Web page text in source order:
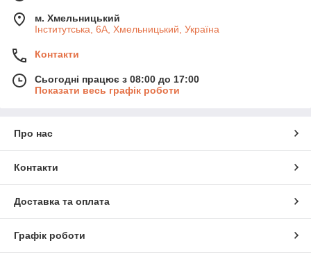
м. Хмельницький
Інститутська, 6А, Хмельницький, Україна
Контакти
Сьогодні працює з 08:00 до 17:00
Показати весь графік роботи
Про нас
Контакти
Доставка та оплата
Графік роботи